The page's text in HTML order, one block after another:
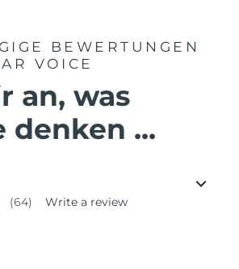
BEWERTUNGEN
VOICE
an, was
denken ...
(64) Write a review